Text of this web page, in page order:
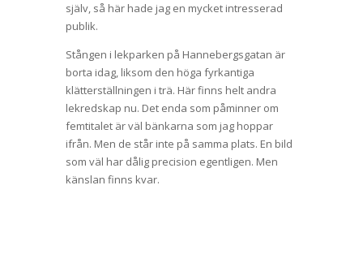
själv, så här hade jag en mycket intresserad
publik.
Stången i lekparken på Hannebergsgatan är
borta idag, liksom den höga fyrkantiga
klätterställningen i trä. Här finns helt andra
lekredskap nu. Det enda som påminner om
femtitalet är väl bänkarna som jag hoppar
ifrån. Men de står inte på samma plats. En bild
som väl har dålig precision egentligen. Men
känslan finns kvar.